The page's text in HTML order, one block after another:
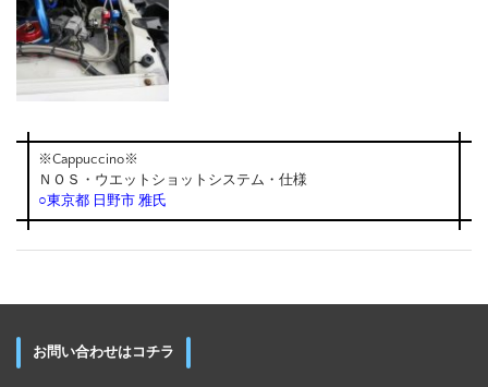
※Cappuccino※
ＮＯＳ・ウエットショットシステム・仕様
○東京都 日野市 雅氏
お問い合わせはコチラ